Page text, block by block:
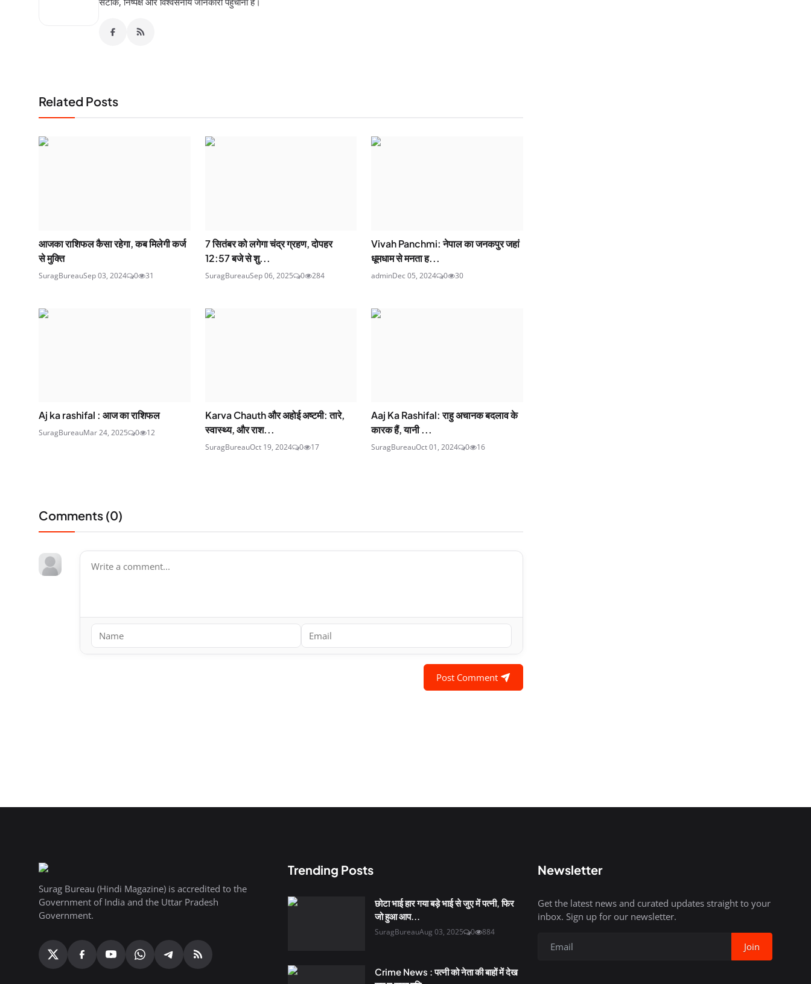
Related Posts
आजका राशिफल कैसा रहेगा, कब मिलेगी कर्ज
से मुक्ति
SuragBureauSep 03, 2024 0 31
7 सितंबर को लगेगा चंद्र ग्रहण, दोपहर
12:57 बजे से शु...
SuragBureauSep 06, 2025 0 284
Vivah Panchmi: नेपाल का जनकपुर जहां
धूमधाम से मनता ह...
adminDec 05, 2024 0 30
Aj ka rashifal : आज का राशिफल
SuragBureauMar 24, 2025 0 12
Karva Chauth और अहोई अष्टमी: तारे,
स्वास्थ्य, और राश...
SuragBureauOct 19, 2024 0 17
Aaj Ka Rashifal: राहु अचानक बदलाव के
कारक हैं, यानी ...
SuragBureauOct 01, 2024 0 16
Comments (0)
Post Comment
Surag Bureau (Hindi Magazine) is accredited to the
Government of India and the Uttar Pradesh
Government.
Trending Posts
छोटा भाई हार गया बड़े भाई से जुए में पत्नी, फिर
जो हुआ आप...
SuragBureauAug 03, 2025 0 884
Crime News : पत्नी को नेता की बाहों में देख
Newsletter
Get the latest news and curated updates straight to your
inbox. Sign up for our newsletter.
Join